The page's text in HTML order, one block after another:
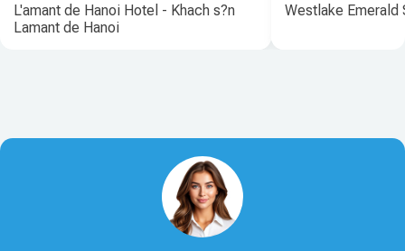
L'amant de Hanoi Hotel - Khach s?n
Lamant de Hanoi
Westlake Emerald